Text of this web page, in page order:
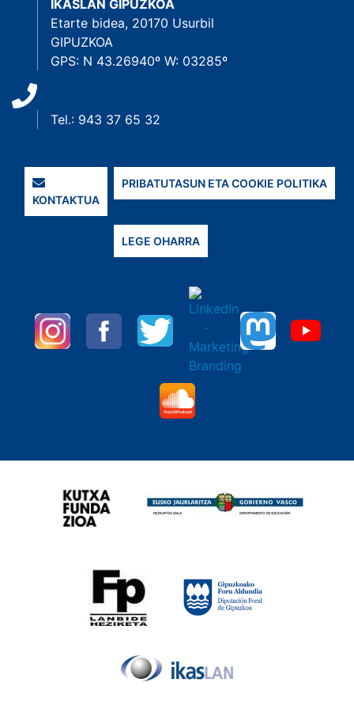
IKASLAN GIPUZKOA
Etarte bidea, 20170 Usurbil
GIPUZKOA
GPS: N 43.26940º W: 03285º
Tel.: 943 37 65 32
KONTAKTUA
PRIBATUTASUN ETA COOKIE POLITIKA
LEGE OHARRA